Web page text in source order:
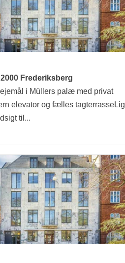
Frederiksberg
i Müllers palæ med privat
elevator og fælles
til...